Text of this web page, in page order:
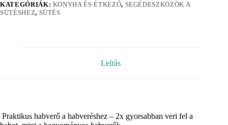
KATEGÓRIÁK: KONYHA ÉS ÉTKEZŐ, SEGÉDESZKÖZÖK A
SÜTÉSHEZ, SÜTÉS
Leírás
Praktikus habverő a habveréshez – 2x gyorsabban veri fel a